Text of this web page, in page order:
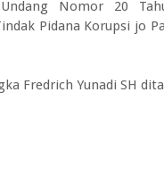
Undang Nomor 20
Pidana Korupsi jo
Fredrich Yunadi SH